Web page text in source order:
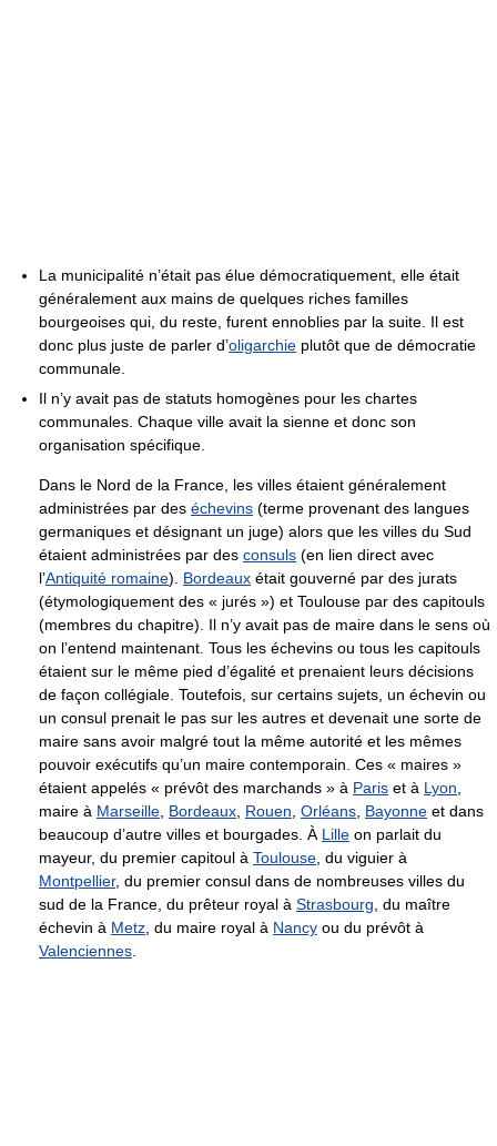
La municipalité n’était pas élue démocratiquement, elle était
généralement aux mains de quelques riches familles
bourgeoises qui, du reste, furent ennoblies par la suite. Il est
donc plus juste de parler d’oligarchie plutôt que de démocratie
communale.
Il n’y avait pas de statuts homogènes pour les chartes
communales. Chaque ville avait la sienne et donc son
organisation spécifique.
Dans le Nord de la France, les villes étaient généralement
administrées par des échevins (terme provenant des langues
germaniques et désignant un juge) alors que les villes du Sud
étaient administrées par des consuls (en lien direct avec
l’Antiquité romaine). Bordeaux était gouverné par des jurats
(étymologiquement des « jurés ») et Toulouse par des capitouls
(membres du chapitre). Il n’y avait pas de maire dans le sens où
on l’entend maintenant. Tous les échevins ou tous les capitouls
étaient sur le même pied d’égalité et prenaient leurs décisions
de façon collégiale. Toutefois, sur certains sujets, un échevin ou
un consul prenait le pas sur les autres et devenait une sorte de
maire sans avoir malgré tout la même autorité et les mêmes
pouvoir exécutifs qu’un maire contemporain. Ces « maires »
étaient appelés « prévôt des marchands » à Paris et à Lyon
maire à Marseille Bordeaux Rouen Orléans Bayonne et dans
beaucoup d’autre villes et bourgades. À Lille on parlait du
mayeur, du premier capitoul à Toulouse , du viguier à
Montpellier, du premier consul dans de nombreuses villes du
sud de la France, du prêteur royal à Strasbourg , du maître
échevin à Metz , du maire royal à Nancy ou du prévôt à
Valenciennes